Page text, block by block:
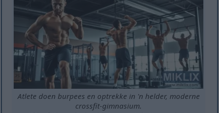
Atlete doen burpees en optrekke in 'n helder, moderne
crossfit-gimnasium.